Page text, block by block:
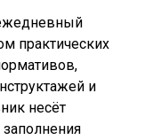
практических
и
несёт
заполнения